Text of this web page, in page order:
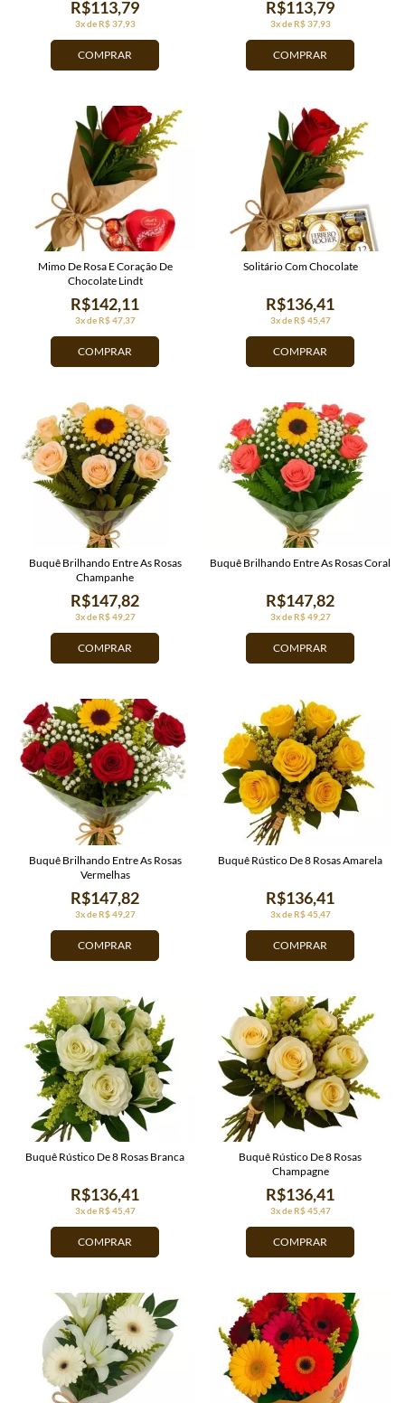
COMPRAR
3x de R$ 37,93
R$113,79
COMPRAR
3x de R$ 37,93
R$113,79
COMPRAR
3x de R$ 47,37
R$142,11
Mimo De Rosa E Coração De
Chocolate Lindt
COMPRAR
3x de R$ 45,47
R$136,41
Solitário Com Chocolate
COMPRAR
3x de R$ 49,27
R$147,82
Buquê Brilhando Entre As Rosas
Champanhe
COMPRAR
3x de R$ 49,27
R$147,82
Buquê Brilhando Entre As Rosas Coral
COMPRAR
3x de R$ 49,27
R$147,82
Buquê Brilhando Entre As Rosas
Vermelhas
COMPRAR
3x de R$ 45,47
R$136,41
Buquê Rústico De 8 Rosas Amarela
COMPRAR
3x de R$ 45,47
R$136,41
Buquê Rústico De 8 Rosas Branca
COMPRAR
3x de R$ 45,47
R$136,41
Buquê Rústico De 8 Rosas
Champagne